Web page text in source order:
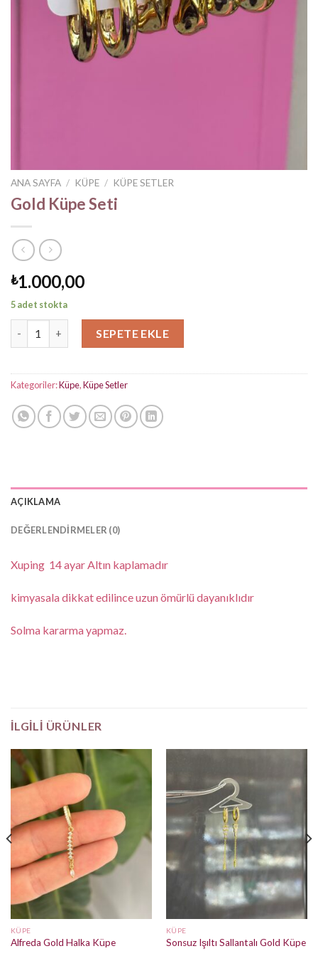
ANA SAYFA / KÜPE / KÜPE SETLER
Gold Küpe Seti
₺1.000,00
5 adet stokta
SEPETE EKLE
Kategoriler:Küpe,Küpe Setler
AÇIKLAMA
DEĞERLENDIRMELER (0)
Xuping 14 ayar Altın kaplamadır
kimyasala dikkat edilince uzun ömürlü dayanıklıdır
Solma kararma yapmaz.
İLGILI ÜRÜNLER
KÜPE
Alfreda Gold Halka Küpe
KÜPE
Sonsuz Işıltı Sallantalı Gold Küpe